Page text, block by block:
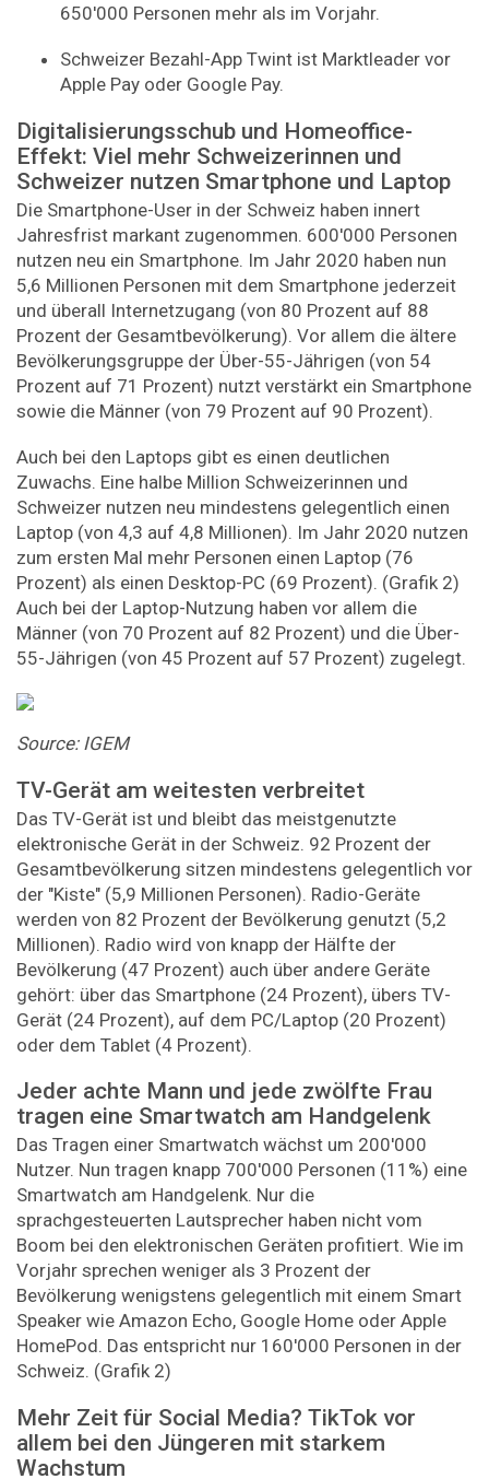
650'000 Personen mehr als im Vorjahr.
Schweizer Bezahl-App Twint ist Marktleader vor
Apple Pay oder Google Pay.
Digitalisierungsschub und Homeoffice-
Effekt: Viel mehr Schweizerinnen und
Schweizer nutzen Smartphone und Laptop
Die Smartphone-User in der Schweiz haben innert
Jahresfrist markant zugenommen. 600'000 Personen
nutzen neu ein Smartphone. Im Jahr 2020 haben nun
5,6 Millionen Personen mit dem Smartphone jederzeit
und überall Internetzugang (von 80 Prozent auf 88
Prozent der Gesamtbevölkerung). Vor allem die ältere
Bevölkerungsgruppe der Über-55-Jährigen (von 54
Prozent auf 71 Prozent) nutzt verstärkt ein Smartphone
sowie die Männer (von 79 Prozent auf 90 Prozent).
Auch bei den Laptops gibt es einen deutlichen
Zuwachs. Eine halbe Million Schweizerinnen und
Schweizer nutzen neu mindestens gelegentlich einen
Laptop (von 4,3 auf 4,8 Millionen). Im Jahr 2020 nutzen
zum ersten Mal mehr Personen einen Laptop (76
Prozent) als einen Desktop-PC (69 Prozent). (Grafik 2)
Auch bei der Laptop-Nutzung haben vor allem die
Männer (von 70 Prozent auf 82 Prozent) und die Über-
55-Jährigen (von 45 Prozent auf 57 Prozent) zugelegt.
Source: IGEM
TV-Gerät am weitesten verbreitet
Das TV-Gerät ist und bleibt das meistgenutzte
elektronische Gerät in der Schweiz. 92 Prozent der
Gesamtbevölkerung sitzen mindestens gelegentlich vor
der "Kiste" (5,9 Millionen Personen). Radio-Geräte
werden von 82 Prozent der Bevölkerung genutzt (5,2
Millionen). Radio wird von knapp der Hälfte der
Bevölkerung (47 Prozent) auch über andere Geräte
gehört: über das Smartphone (24 Prozent), übers TV-
Gerät (24 Prozent), auf dem PC/Laptop (20 Prozent)
oder dem Tablet (4 Prozent).
Jeder achte Mann und jede zwölfte Frau
tragen eine Smartwatch am Handgelenk
Das Tragen einer Smartwatch wächst um 200'000
Nutzer. Nun tragen knapp 700'000 Personen (11%) eine
Smartwatch am Handgelenk. Nur die
sprachgesteuerten Lautsprecher haben nicht vom
Boom bei den elektronischen Geräten profitiert. Wie im
Vorjahr sprechen weniger als 3 Prozent der
Bevölkerung wenigstens gelegentlich mit einem Smart
Speaker wie Amazon Echo, Google Home oder Apple
HomePod. Das entspricht nur 160'000 Personen in der
Schweiz. (Grafik 2)
Mehr Zeit für Social Media? TikTok vor
allem bei den Jüngeren mit starkem
Wachstum